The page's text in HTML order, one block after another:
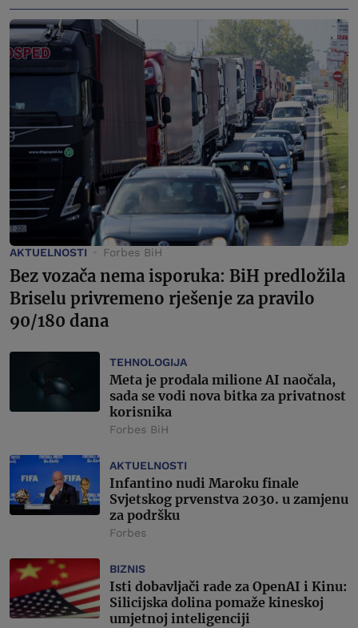
AKTUELNOSTI Forbes BiH
Bez vozača nema isporuka: BiH predložila
Briselu privremeno rješenje za pravilo
90/180 dana
TEHNOLOGIJA
Meta je prodala milione AI naočala,
sada se vodi nova bitka za privatnost
korisnika
Forbes BiH
AKTUELNOSTI
Infantino nudi Maroku finale
Svjetskog prvenstva 2030. u zamjenu
za podršku
Forbes
BIZNIS
Isti dobavljači rade za OpenAI i Kinu:
Silicijska dolina pomaže kineskoj
umjetnoj inteligenciji